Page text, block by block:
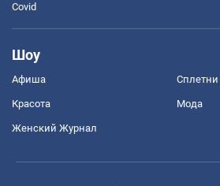
Covid
Шоу
Афиша Сплетни
Красота Мода
Женский Журнал